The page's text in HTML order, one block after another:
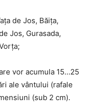
de Jos, Băița,
Jos, Gurasada,
vor acumula 15…25
ale vântului (rafale
(sub 2 cm).